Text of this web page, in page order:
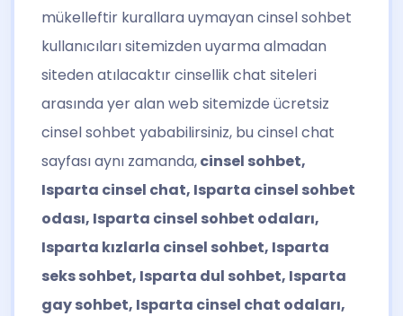
mükelleftir kurallara uymayan cinsel sohbet
kullanıcıları sitemizden uyarma almadan
siteden atılacaktır cinsellik chat siteleri
arasında yer alan web sitemizde ücretsiz
cinsel sohbet yababilirsiniz, bu cinsel chat
sayfası aynı zamanda,cinsel sohbet,
Isparta cinsel chat, Isparta cinsel sohbet
odası, Isparta cinsel sohbet odaları,
Isparta kızlarla cinsel sohbet, Isparta
seks sohbet, Isparta dul sohbet, Isparta
gay sohbet, Isparta cinsel chat odaları,